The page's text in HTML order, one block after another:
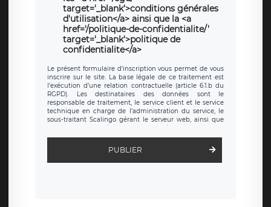
target='_blank'>conditions générales
d'utilisation</a> ainsi que la <a
href='/politique-de-confidentialite/'
target='_blank'>politique de
confidentialite</a>
Le présent formulaire d’inscription vous permet de vous
inscrire sur le site. La base légale de ce traitement est
l’exécution d’une relation contractuelle (article 6.1.b du
RGPD). Les destinataires des données sont le
responsable de traitement, le service client et le service
technique en charge de l’administration du service, le
sous-traitant Scalingo gérant le serveur web, ainsi que
d’inscription est hébergé sur un serveur hébergé par
clauses de
protection conformes au RGPD
. Les données collectées
sont conservées jusqu’à ce que l’Internaute en sollicite la
PUBLIER